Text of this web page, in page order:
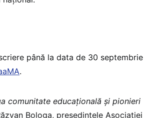
până la data de 30 septembrie
.
comunitate educațională și pionieri
Bologa, președintele Asociației